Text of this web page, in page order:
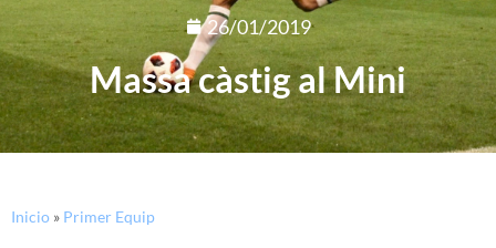
26/01/2019
Massa càstig al Mini
Inicio » Primer Equip